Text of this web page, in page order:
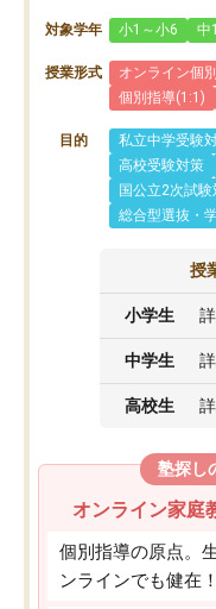
対象学年 小1～小6 中
授業形式 オンライン個
個別指導(1:1)
目的 私立中学受験
高校受験対策
国公立2次試験
総合型選抜・
授
小学生
中学生
高校生
塾探し
オンライン家庭
個別指導の原点。
ンラインでも健在！